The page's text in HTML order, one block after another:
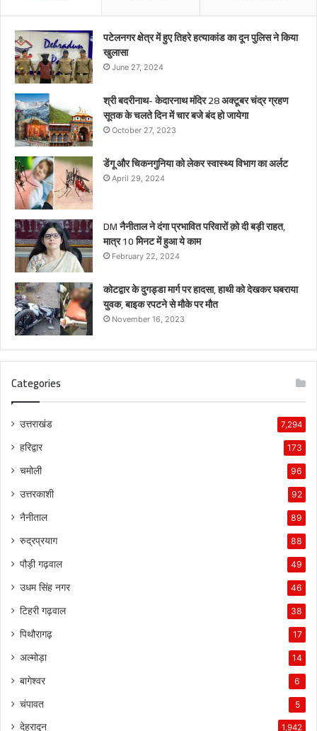
पटेलनगर क्षेत्र में हुए तिहरे हत्याकांड का दून पुलिस ने किया
खुलासा
June 27, 2024
श्री बदरीनाथ- केदारनाथ मंदिर 28 अक्टूबर चंद्र ग्रहण
सूतक के चलते दिन में चार बजे बंद हो जायेगा
October 27, 2023
डेंगू और चिकनगुनिया को लेकर स्वास्थ्य विभाग का अर्लट
April 29, 2024
DM नैनीताल ने दंगा प्रभावित परिवारों क़ो दी बड़ी राहत,
मात्र 10 मिनट में हुआ ये काम
February 22, 2024
कोटद्वार के दुगड्डा मार्ग पर हादसा, हाथी को देखकर घबराया
युवक, बाइक रपटने से मौके पर मौत
November 16, 2023
Categories
उत्तराखंड 7,294
हरिद्वार 173
चमोली 96
उत्तरकाशी 92
नैनीताल 89
रुद्रप्रयाग 88
पौड़ी गढ़वाल 49
उधम सिंह नगर 46
टिहरी गढ़वाल 38
पिथौरागढ़ 17
अल्मोड़ा 14
बागेश्वर 6
चंपावत 5
देहरादून 1,942